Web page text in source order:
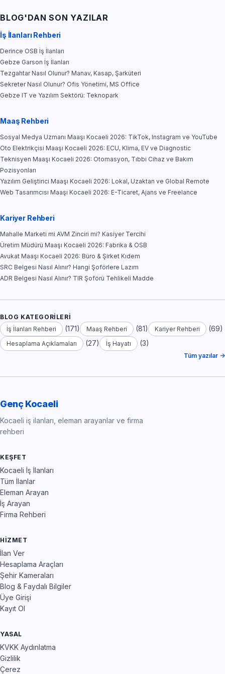
BLOG'DAN SON YAZILAR
İş İlanları Rehberi
Derince OSB İş İlanları
Gebze Garson İş İlanları
Tezgahtar Nasıl Olunur? Manav, Kasap, Şarküteri
Sekreter Nasıl Olunur? Ofis Yönetimi, MS Office
Gebze IT ve Yazılım Sektörü: Teknopark
Maaş Rehberi
Sosyal Medya Uzmanı Maaşı Kocaeli 2026: TikTok, Instagram ve YouTube
Oto Elektrikçisi Maaşı Kocaeli 2026: ECU, Klima, EV ve Diagnostic
Teknisyen Maaşı Kocaeli 2026: Otomasyon, Tıbbi Cihaz ve Bakım
Pozisyonları
Yazılım Geliştirici Maaşı Kocaeli 2026: Lokal, Uzaktan ve Global Remote
Web Tasarımcısı Maaşı Kocaeli 2026: E-Ticaret, Ajans ve Freelance
Kariyer Rehberi
Mahalle Marketi mi AVM Zinciri mi? Kasiyer Tercihi
Üretim Müdürü Maaşı Kocaeli 2026: Fabrika & OSB
Avukat Maaşı Kocaeli 2026: Büro & Şirket Kıdem
SRC Belgesi Nasıl Alınır? Hangi Şoförlere Lazım
ADR Belgesi Nasıl Alınır? TIR Şoförü Tehlikeli Madde
BLOG KATEGORILERI
İş İlanları Rehberi
(171) Maaş Rehberi (81) Kariyer Rehberi (69)
Hesaplama Açıklamaları (27) İş Hayatı (3)
Tüm yazılar →
Genç Kocaeli
Kocaeli iş ilanları, eleman arayanlar ve firma
rehberi
KEŞFET
Kocaeli İş İlanları
Tüm İlanlar
Eleman Arayan
İş Arayan
Firma Rehberi
HIZMET
İlan Ver
Hesaplama Araçları
Şehir Kameraları
Blog & Faydalı Bilgiler
Üye Girişi
Kayıt Ol
YASAL
KVKK Aydınlatma
Gizlilik
Çerez